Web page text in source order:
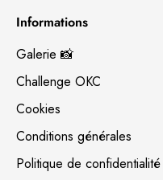
Informations
Galerie 📸
Challenge OKC
Cookies
Conditions générales
Politique de confidentialité